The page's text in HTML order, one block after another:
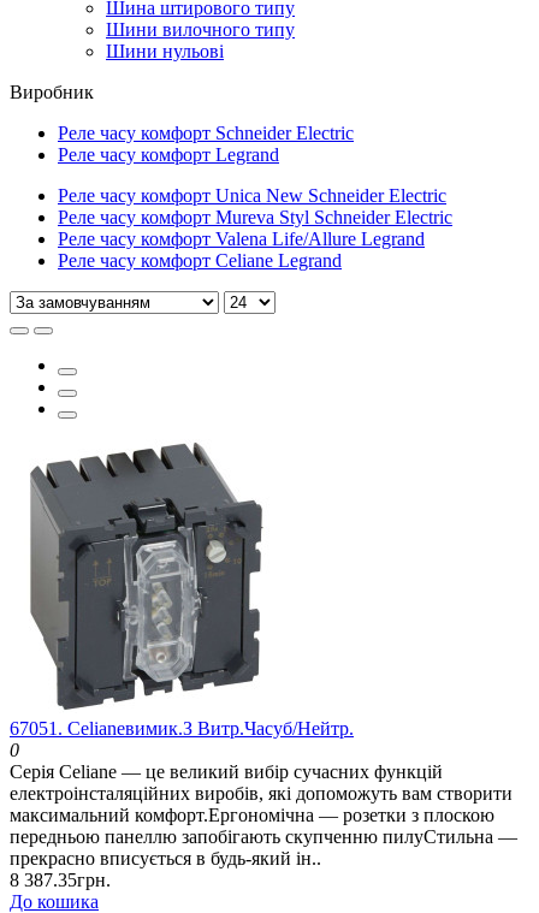
Шина штирового типу
Шини вилочного типу
Шини нульові
Виробник
Реле часу комфорт Schneider Electric
Реле часу комфорт Legrand
Реле часу комфорт Unica New Schneider Electric
Реле часу комфорт Mureva Styl Schneider Electric
Реле часу комфорт Valena Life/Allure Legrand
Реле часу комфорт Celiane Legrand
67051. Celianeвимик.З Витр.Часуб/Нейтр.
0
Серія Celiane — це великий вибір сучасних функцій
електроінсталяційних виробів, які допоможуть вам створити
максимальний комфорт.Ергономічна — розетки з плоскою
передньою панеллю запобігають скупченню пилуСтильна —
прекрасно вписується в будь-який ін..
8 387.35грн.
До кошика